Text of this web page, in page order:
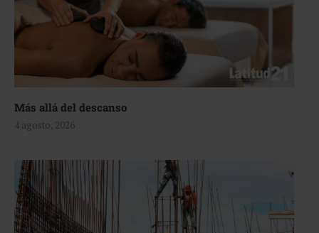
Más allá del descanso
4 agosto, 2026